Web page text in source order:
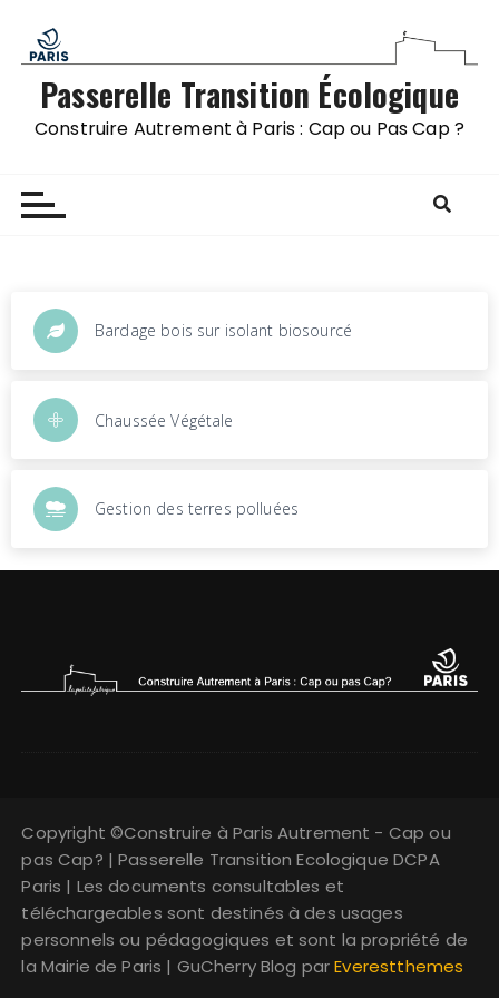
Passerelle Transition Écologique
Construire Autrement à Paris : Cap ou Pas Cap ?
Bardage bois sur isolant biosourcé
Chaussée Végétale
Gestion des terres polluées
Copyright ©Construire à Paris Autrement - Cap ou
pas Cap? | Passerelle Transition Ecologique DCPA
Paris | Les documents consultables et
téléchargeables sont destinés à des usages
personnels ou pédagogiques et sont la propriété de
la Mairie de Paris | GuCherry Blog parEverestthemes